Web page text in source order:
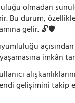
olmadan
Bu durum,
gelir. 🔓🛡️
imkân
gelişimini